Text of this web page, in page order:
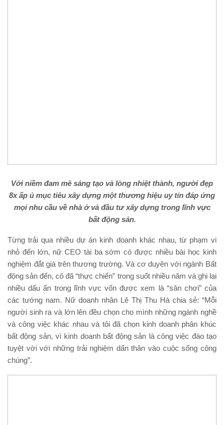
Với niềm đam mê sáng tạo và lòng nhiệt thành, người đẹp
8x ấp ủ mục tiêu xây dựng một thương hiệu uy tín đáp ứng
mọi nhu cầu về nhà ở và đầu tư xây dựng trong lĩnh vực
bất động sản.
Từng trải qua nhiều dự án kinh doanh khác nhau, từ phạm vi
nhỏ đến lớn, nữ CEO tài ba sớm có được nhiều bài học kinh
nghiệm đắt giá trên thương trường. Và cơ duyên với ngành Bất
động sản đến, cô đã “thực chiến” trong suốt nhiều năm và ghi lại
nhiều dấu ấn trong lĩnh vực vốn được xem là “sân chơi” của
các tướng nam. Nữ doanh nhân Lê Thị Thu Hà chia sẻ: “Mỗi
người sinh ra và lớn lên đều chọn cho mình những ngành nghề
và công việc khác nhau và tôi đã chọn kinh doanh phân khúc
bất động sản, vì kinh doanh bất động sản là công việc đào tạo
tuyệt vời với những trải nghiệm dấn thân vào cuộc sống công
chúng”.